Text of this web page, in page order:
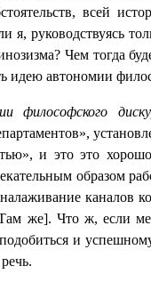
всей
я, руководствуясь
Чем тогда
идею автономии
философского
и это это
образом
налаживание
же]. Что ж, если
и